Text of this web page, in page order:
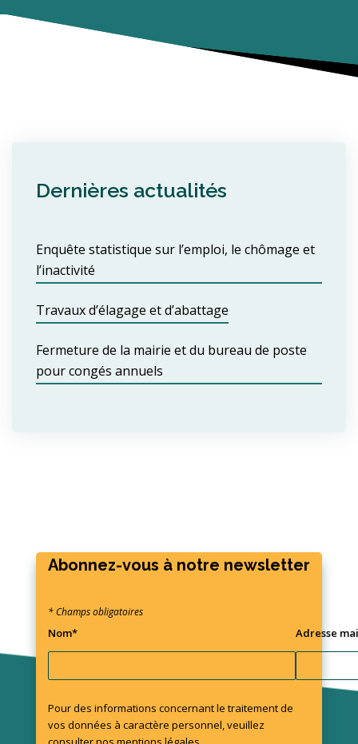
Dernières actualités
Enquête statistique sur l’emploi, le chômage et
l’inactivité
Travaux d’élagage et d’abattage
Fermeture de la mairie et du bureau de poste
pour congés annuels
Abonnez-vous à notre newsletter
* Champs obligatoires
Nom* Adresse
Pour des informations concernant le traitement de
vos données à caractère personnel, veuillez